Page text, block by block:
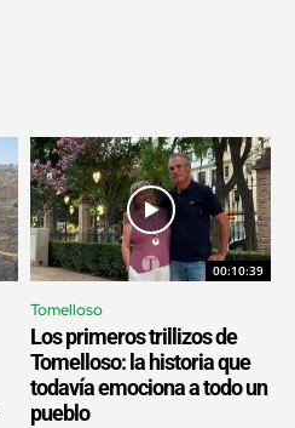
00:10:39
Tomelloso
Los primeros trillizos de
Tomelloso: la historia que
todavía emociona a todo un
pueblo